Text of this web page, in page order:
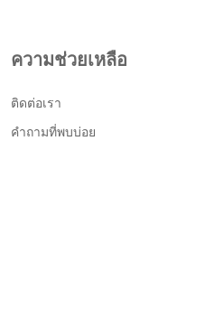
ความช่วยเหลือ
ติดต่อเรา
คำถามที่พบบ่อย